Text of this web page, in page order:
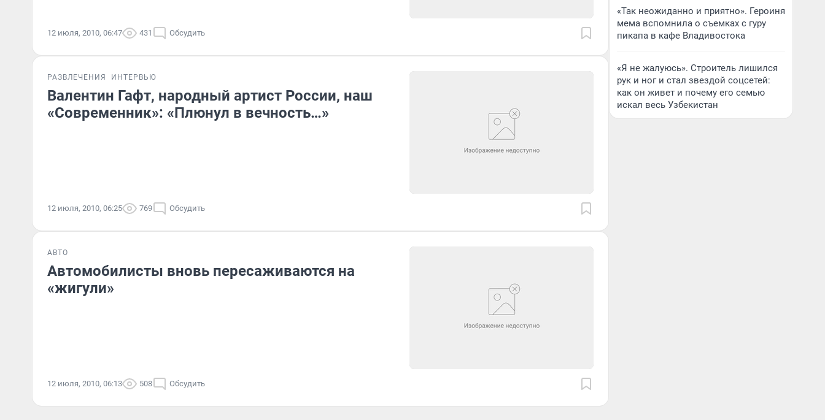
12 июля, 2010, 06:47 431 Обсудить
РАЗВЛЕЧЕНИЯ ИНТЕРВЬЮ
Валентин Гафт, народный артист России, наш
«Современник»: «Плюнул в вечность…»
12 июля, 2010, 06:25 769 Обсудить
АВТО
Автомобилисты вновь пересаживаются на
«жигули»
12 июля, 2010, 06:13 508 Обсудить
«Так неожиданно и приятно». Героиня
мема вспомнила о съемках с гуру
пикапа в кафе Владивостока
«Я не жалуюсь». Строитель лишился
рук и ног и стал звездой соцсетей:
как он живет и почему его семью
искал весь Узбекистан